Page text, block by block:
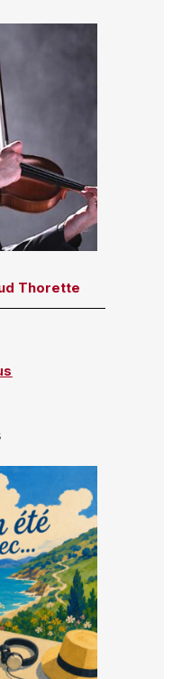
Thorette